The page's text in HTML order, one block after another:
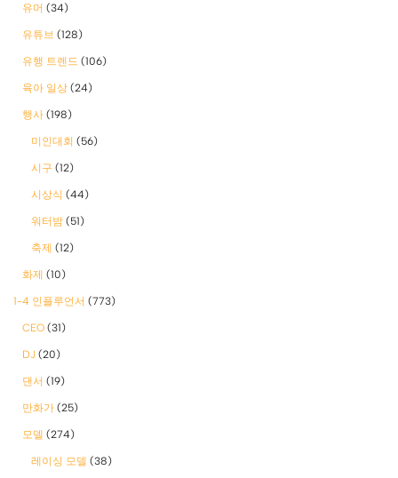
유머 (34)
유튜브 (128)
유행 트렌드 (106)
육아 일상 (24)
행사 (198)
미인대회 (56)
시구 (12)
시상식 (44)
워터밤 (51)
축제 (12)
화제 (10)
1-4 인플루언서 (773)
CEO (31)
DJ (20)
댄서 (19)
만화가 (25)
모델 (274)
레이싱 모델 (38)